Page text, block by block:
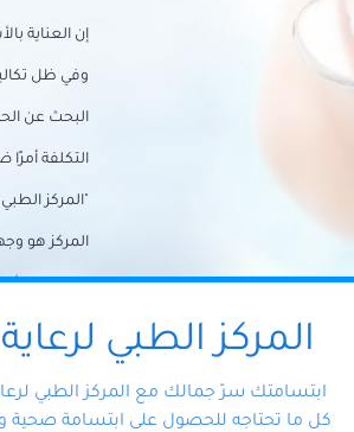
إن العناية
وفي ظل
البحث عن
التكلفة
"المركز
المركز هو
احتياجات
وتضمن لك
المتخصص
المركز الطبي
ابتسامتك سرّ جمالك مع المركز الطبي
كل ما تحتاجه للحصول على ابتسامة صحية